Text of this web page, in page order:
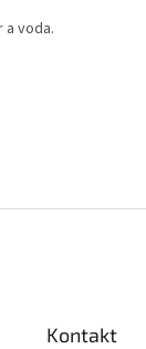
voda.
Kontakt